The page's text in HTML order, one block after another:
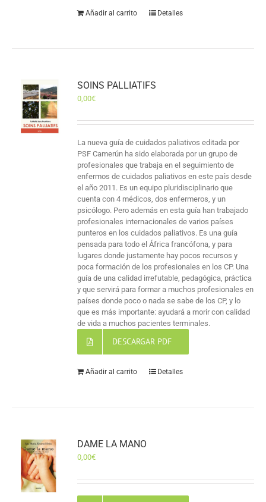
Añadir al carrito Detalles
SOINS PALLIATIFS
0,00€
La nueva guía de cuidados paliativos editada por
PSF Camerún ha sido elaborada por un grupo de
profesionales que trabaja en el seguimiento de
enfermos de cuidados paliativos en este país desde
el año 2011. Es un equipo pluridisciplinario que
cuenta con 4 médicos, dos enfermeros, y un
psicólogo. Pero además en esta guía han trabajado
profesionales internacionales de varios países
punteros en los cuidados paliativos. Es una guía
pensada para todo el África francófona, y para
lugares donde justamente hay pocos recursos y
poca formación de los profesionales en los CP. Una
guía de una calidad irrefutable, pedagógica, práctica
y que servirá para formar a muchos profesionales en
países donde poco o nada se sabe de los CP, y lo
que es más importante: ayudará a morir con calidad
de vida a muchos pacientes terminales.
DESCARGAR PDF
Añadir al carrito Detalles
DAME LA MANO
0,00€